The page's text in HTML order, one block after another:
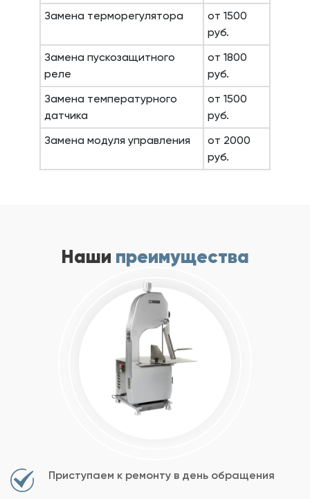
Замена терморегулятора
от 1500
руб.
Замена пускозащитного
реле
от 1800
руб.
Замена температурного
датчика
от 1500
руб.
Замена модуля управления
от 2000
руб.
Наши преимущества
Приступаем к ремонту в день обращения